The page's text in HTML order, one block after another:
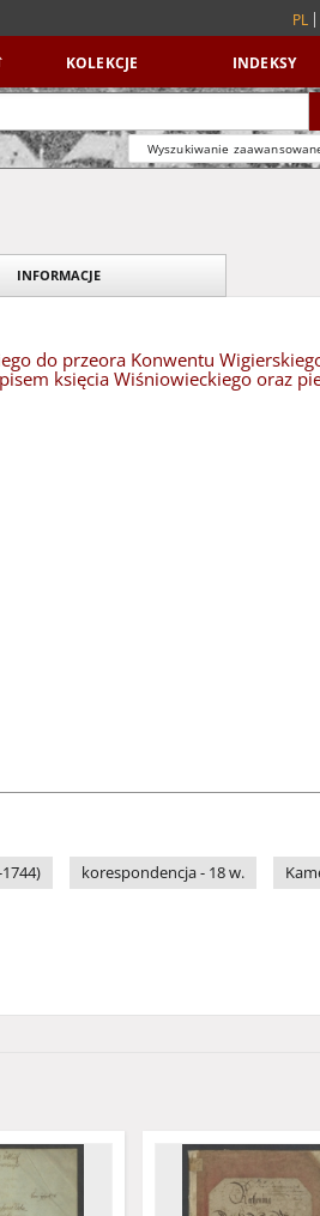
PL
KOLEKCJE INDEKSY
Wyszukiwanie
INFORMACJE
do przeora Konwentu
księcia Wiśniowieckiego oraz
korespondencja - 18 w.